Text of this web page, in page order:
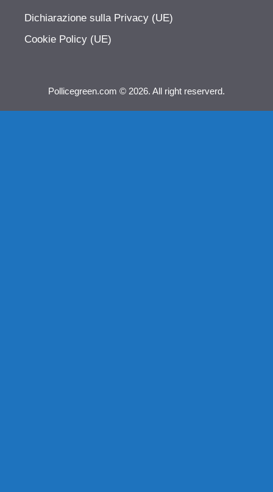
Dichiarazione sulla Privacy (UE)
Cookie Policy (UE)
Pollicegreen.com © 2026. All right reserverd.